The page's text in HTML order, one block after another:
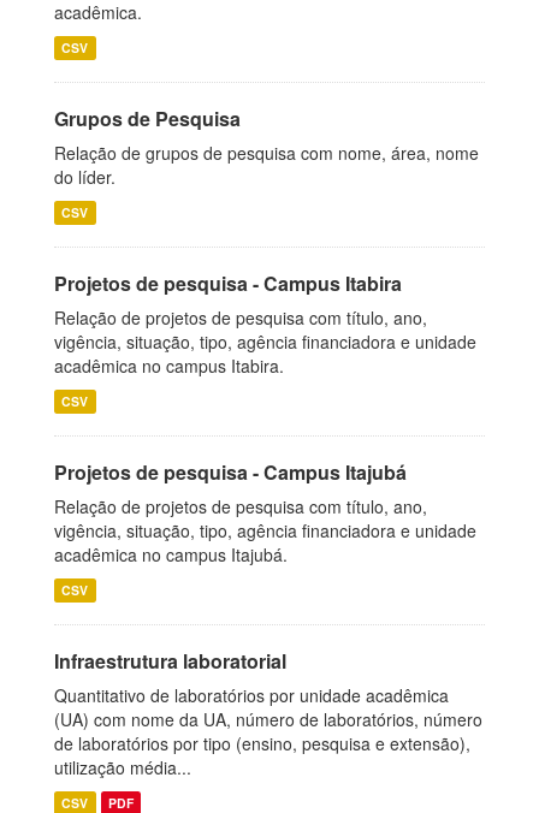
acadêmica.
CSV
Grupos de Pesquisa
Relação de grupos de pesquisa com nome, área, nome
do líder.
CSV
Projetos de pesquisa - Campus Itabira
Relação de projetos de pesquisa com título, ano,
vigência, situação, tipo, agência financiadora e unidade
acadêmica no campus Itabira.
CSV
Projetos de pesquisa - Campus Itajubá
Relação de projetos de pesquisa com título, ano,
vigência, situação, tipo, agência financiadora e unidade
acadêmica no campus Itajubá.
CSV
Infraestrutura laboratorial
Quantitativo de laboratórios por unidade acadêmica
(UA) com nome da UA, número de laboratórios, número
de laboratórios por tipo (ensino, pesquisa e extensão),
utilização média...
CSV PDF